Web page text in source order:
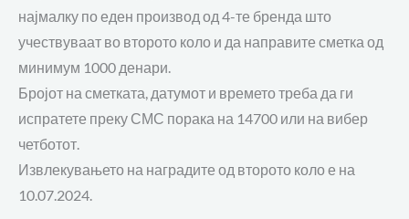
најмалку по еден производ од 4-те бренда што
учествуваат во второто коло и да направите сметка од
минимум 1000 денари.
Бројот на сметката, датумот и времето треба да ги
испратете преку СМС порака на 14700 или на вибер
четботот.
Извлекувањето на наградите од второто коло е на
10.07.2024.